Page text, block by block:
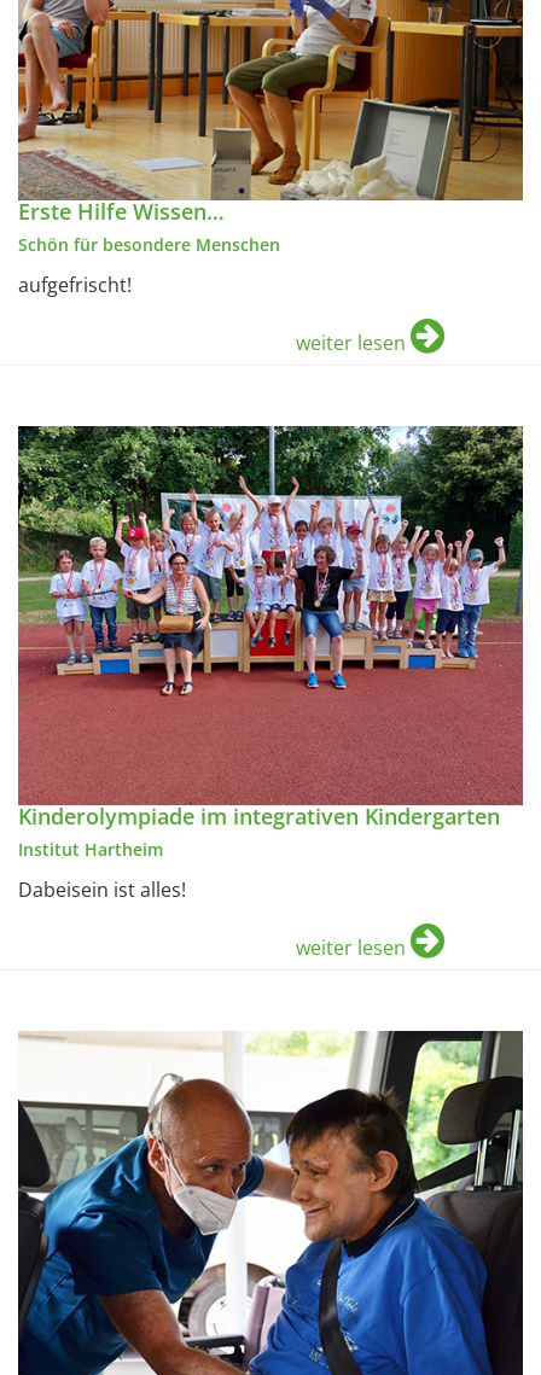
Erste Hilfe Wissen…
Schön für besondere Menschen
aufgefrischt!
weiter lesen
Kinderolympiade im integrativen Kindergarten
Institut Hartheim
Dabeisein ist alles!
weiter lesen